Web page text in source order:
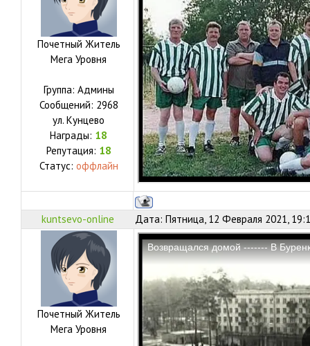
Почетный Житель
Мега Уровня
Группа: Админы
Сообщений: 2968
ул. Кунцево
Награды: 18
Репутация: 18
Статус: оффлайн
kuntsevo-online Дата: Пятница, 12 Февраля 2021,
Почетный Житель
Мега Уровня